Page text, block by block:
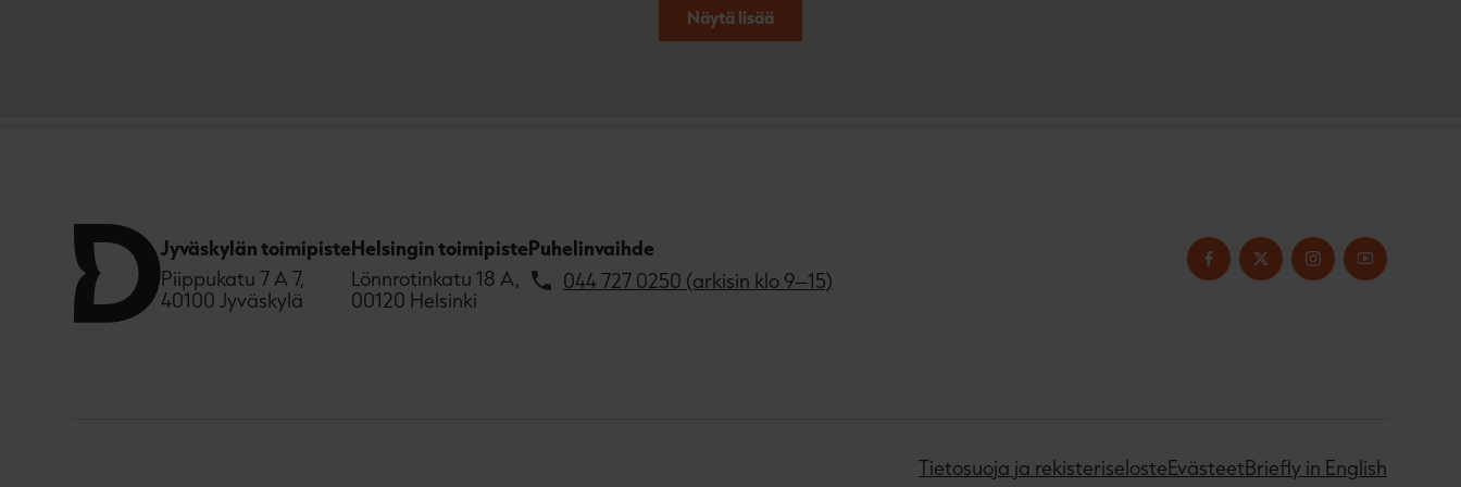
Näytä lisää
Jyväskylän toimipiste
Piippukatu 7 A 7,
40100 Jyväskylä
Helsingin toimipiste
Lönnrotinkatu 18 A,
00120 Helsinki
Puhelinvaihde
044 727 0250 (arkisin klo 9–15)
Tietosuoja ja rekisteriselosteEvästeetBriefly in English